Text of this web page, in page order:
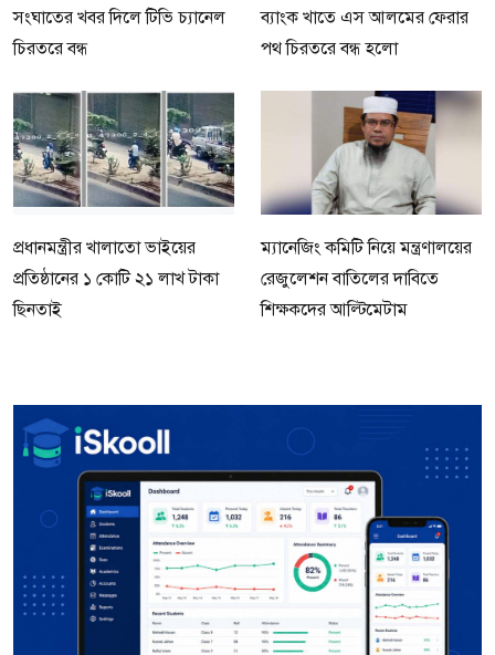
সংঘাতের খবর দিলে টিভি চ্যানেল
চিরতরে বন্ধ
ব্যাংক খাতে এস আলমের ফেরার
পথ চিরতরে বন্ধ হলো
প্রধানমন্ত্রীর খালাতো ভাইয়ের
প্রতিষ্ঠানের ১ কোটি ২১ লাখ টাকা
ছিনতাই
ম্যানেজিং কমিটি নিয়ে মন্ত্রণালয়ের
রেজুলেশন বাতিলের দাবিতে
শিক্ষকদের আল্টিমেটাম